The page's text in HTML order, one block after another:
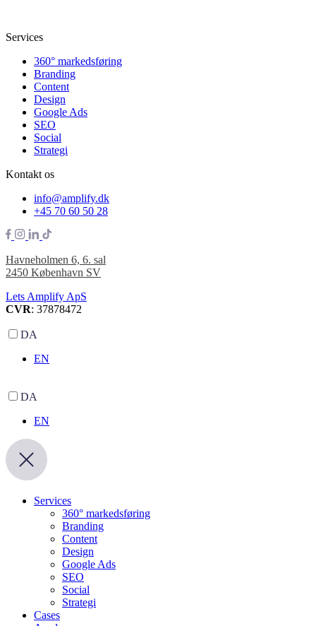
Services
360° markedsføring
Branding
Content
Design
Google Ads
SEO
Social
Strategi
Kontakt os
info@amplify.dk
+45 70 60 50 28
Havneholmen 6, 6. sal
2450 København SV
Lets Amplify ApS
CVR: 37878472
DA
EN
DA
EN
Services
360° markedsføring
Branding
Content
Design
Google Ads
SEO
Social
Strategi
Cases